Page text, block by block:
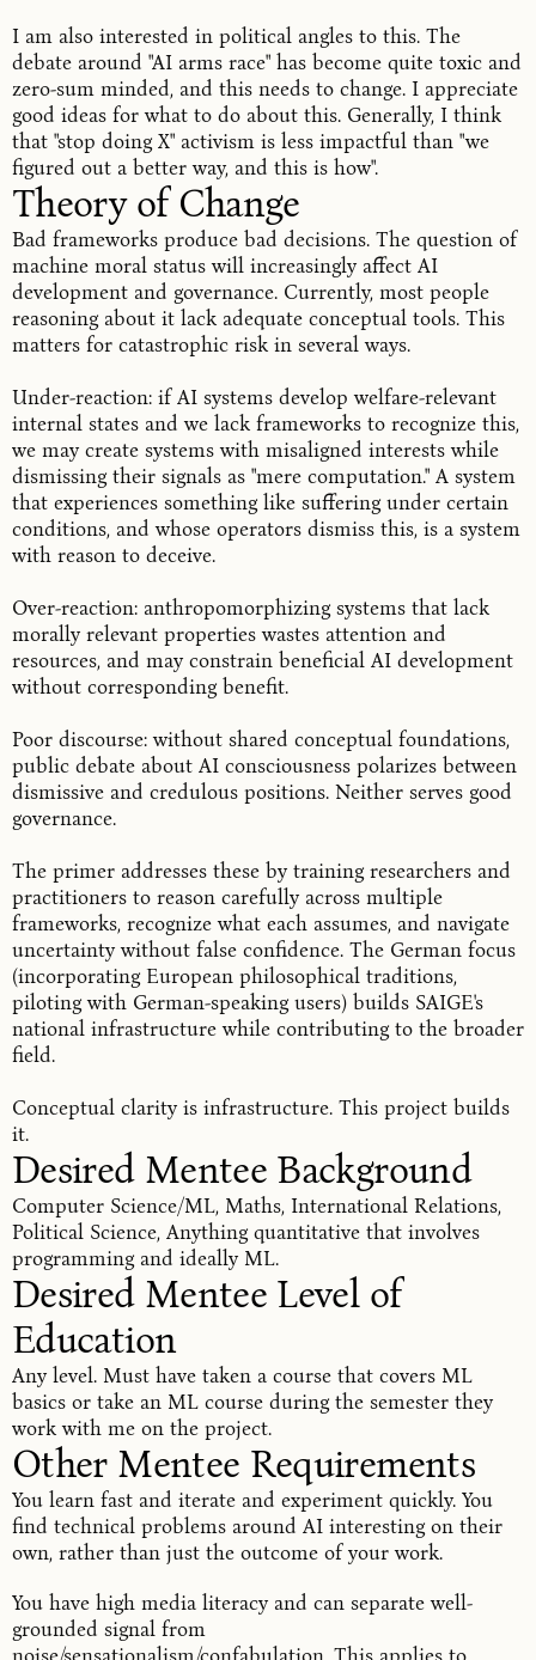
I am also interested in political angles to this. The
debate around "AI arms race" has become quite toxic and
zero-sum minded, and this needs to change. I appreciate
good ideas for what to do about this. Generally, I think
that "stop doing X" activism is less impactful than "we
figured out a better way, and this is how".
Theory of Change
Bad frameworks produce bad decisions. The question of
machine moral status will increasingly affect AI
development and governance. Currently, most people
reasoning about it lack adequate conceptual tools. This
matters for catastrophic risk in several ways.
Under-reaction: if AI systems develop welfare-relevant
internal states and we lack frameworks to recognize this,
we may create systems with misaligned interests while
dismissing their signals as "mere computation." A system
that experiences something like suffering under certain
conditions, and whose operators dismiss this, is a system
with reason to deceive.
Over-reaction: anthropomorphizing systems that lack
morally relevant properties wastes attention and
resources, and may constrain beneficial AI development
without corresponding benefit.
Poor discourse: without shared conceptual foundations,
public debate about AI consciousness polarizes between
dismissive and credulous positions. Neither serves good
governance.
The primer addresses these by training researchers and
practitioners to reason carefully across multiple
frameworks, recognize what each assumes, and navigate
uncertainty without false confidence. The German focus
(incorporating European philosophical traditions,
piloting with German-speaking users) builds SAIGE's
national infrastructure while contributing to the broader
field.
Conceptual clarity is infrastructure. This project builds
it.
Desired Mentee Background
Computer Science/ML, Maths, International Relations,
Political Science, Anything quantitative that involves
programming and ideally ML.
Desired Mentee Level of
Education
Any level. Must have taken a course that covers ML
basics or take an ML course during the semester they
work with me on the project.
Other Mentee Requirements
You learn fast and iterate and experiment quickly. You
find technical problems around AI interesting on their
own, rather than just the outcome of your work.
You have high media literacy and can separate well-
grounded signal from